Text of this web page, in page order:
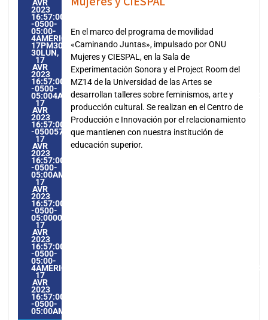
AVR
2023
16:57:00
-0500-
05:00-
4AMERICA/GUAYAQUIL3030AMERICA/GUAYAQUIL202330
17PM30PM-
30LUN,
17
AVR
2023
16:57:00
-0500-
05:004AMERICA/GUAYAQUIL3030AMERICA/
17
AVR
2023
16:57:00
-0500574574PMLUNDI=604#!30LUN,
17
AVR
2023
16:57:00
-0500-
05:00AMERICA/GUAYAQUIL4#AVR#!30LUN,
17
AVR
2023
16:57:00
-0500-
05:000030#/30LUN,
17
AVR
2023
16:57:00
-0500-
05:00-
4AMERICA/GUAYAQUIL3030AMERICA/
17
AVR
2023
16:57:00
-0500-
05:00AMERICA/GUAYAQUIL4#
En el marco del programa de movilidad
«Caminando Juntas», impulsado por ONU
Mujeres y CIESPAL, en la Sala de
Experimentación Sonora y el Project Room del
MZ14 de la Universidad de las Artes se
desarrollan talleres sobre feminismos, arte y
producción cultural. Se realizan en el Centro de
Producción e Innovación por el relacionamiento
que mantienen con nuestra institución de
educación superior.